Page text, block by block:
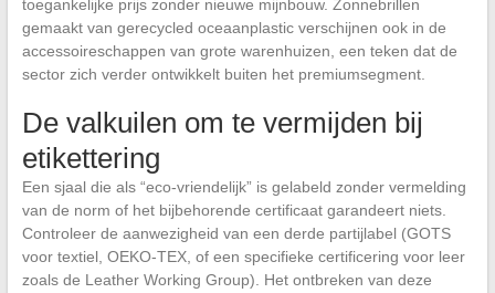
toegankelijke prijs zonder nieuwe mijnbouw. Zonnebrillen
gemaakt van gerecycled oceaanplastic verschijnen ook in de
accessoireschappen van grote warenhuizen, een teken dat de
sector zich verder ontwikkelt buiten het premiumsegment.
De valkuilen om te vermijden bij
etikettering
Een sjaal die als “eco-vriendelijk” is gelabeld zonder vermelding
van de norm of het bijbehorende certificaat garandeert niets.
Controleer de aanwezigheid van een derde partijlabel (GOTS
voor textiel, OEKO-TEX, of een specifieke certificering voor leer
zoals de Leather Working Group). Het ontbreken van deze